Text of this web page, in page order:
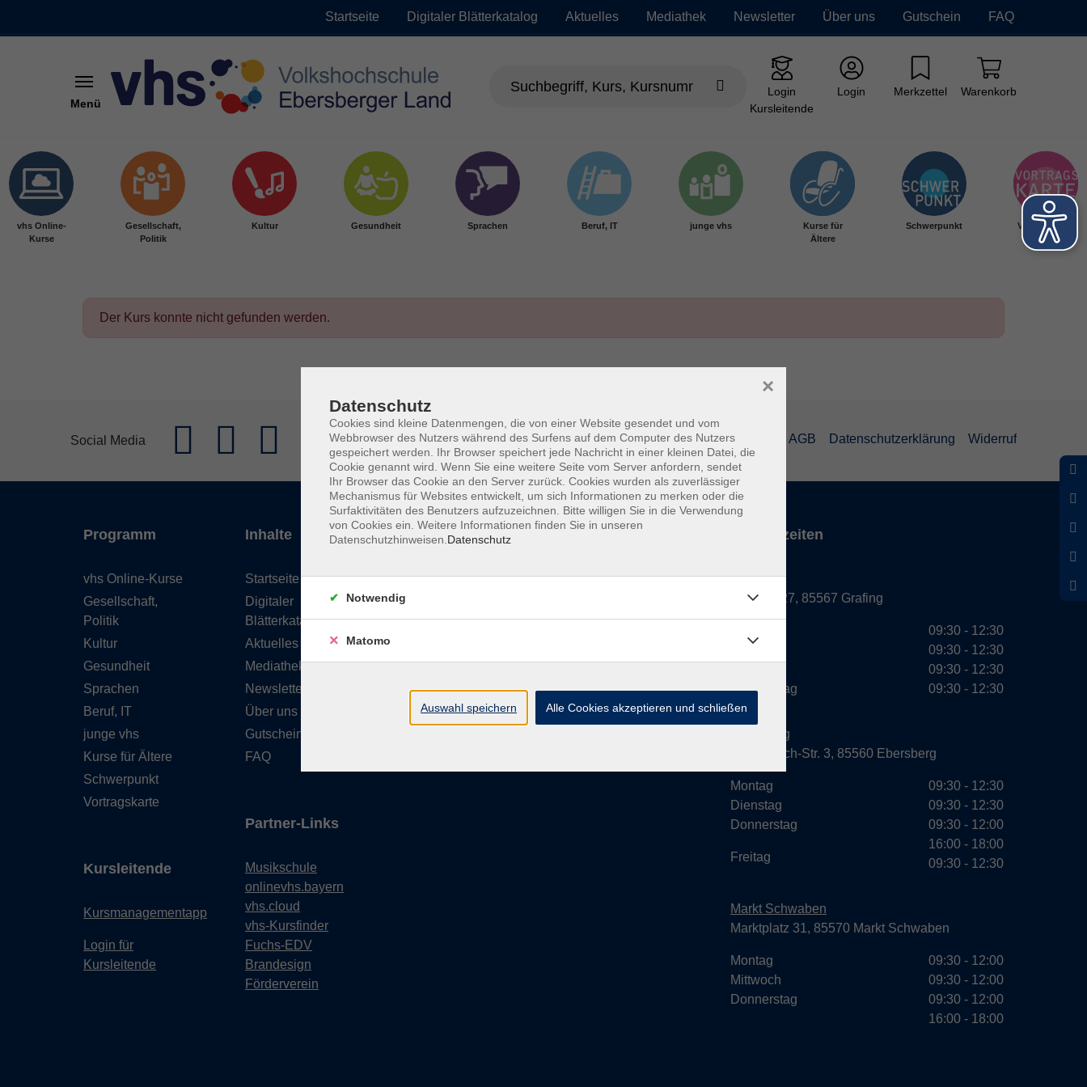
Startseite Digitaler Blätterkatalog Aktuelles Mediathek Newsletter Über uns Gutschein FAQ
Menü
Login
Kursleitende
Login Merkzettel Warenkorb
vhs Online-
Kurse
Gesellschaft,
Politik
Kultur Gesundheit Sprachen Beruf, IT junge vhs
Kurse für
Ältere
Schwerpunkt Vortragskarte
Der Kurs konnte nicht gefunden werden.
Social Media Barrierefreiheit Lage & Routenplan Impressum AGB Datenschutzerklärung Widerruf
Programm
vhs Online-Kurse
Gesellschaft,
Politik
Kultur
Gesundheit
Sprachen
Beruf, IT
junge vhs
Kurse für Ältere
Schwerpunkt
Vortragskarte
Kursleitende
Kursmanagementapp
Login für
Kursleitende
Inhalte
Startseite
Digitaler
Blätterkatalog
Aktuelles
Mediathek
Newsletter
Über uns
Gutschein
FAQ
Partner-Links
Musikschule
onlinevhs.bayern
vhs.cloud
vhs-Kursfinder
Fuchs-EDV
Brandesign
Förderverein
Volkshochschule Ebersberger Land im
Servicezeiten
Grafing
Griesstr. 27, 85567 Grafing
Donnerstag
09:30 - 12:30
09:30 - 12:30
09:30 - 12:30
09:30 - 12:30
Ebersberg
Dr.-Wintrich-Str. 3, 85560 Ebersberg
Montag
Dienstag
Donnerstag
Freitag
09:30 - 12:30
09:30 - 12:30
09:30 - 12:00
16:00 - 18:00
09:30 - 12:30
Markt Schwaben
Marktplatz 31, 85570 Markt Schwaben
Montag
Mittwoch
Donnerstag
09:30 - 12:00
09:30 - 12:00
09:30 - 12:00
16:00 - 18:00
Datenschutz
Cookies sind kleine Datenmengen, die von einer Website gesendet und vom
Webbrowser des Nutzers während des Surfens auf dem Computer des Nutzers
gespeichert werden. Ihr Browser speichert jede Nachricht in einer kleinen Datei, die
Cookie genannt wird. Wenn Sie eine weitere Seite vom Server anfordern, sendet
Ihr Browser das Cookie an den Server zurück. Cookies wurden als zuverlässiger
Mechanismus für Websites entwickelt, um sich Informationen zu merken oder die
Surfaktivitäten des Benutzers aufzuzeichnen. Bitte willigen Sie in die Verwendung
von Cookies ein. Weitere Informationen finden Sie in unseren
Datenschutzhinweisen. Datenschutz
×
Notwendig
Matomo
Auswahl speichern Alle Cookies akzeptieren und schließen